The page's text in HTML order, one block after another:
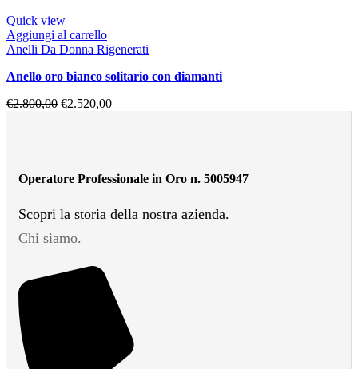
Quick view
Aggiungi al carrello
Anelli Da Donna Rigenerati
anello oro bianco solitario con diamanti
€2.800,00 €2.520,00
Operatore Professionale in Oro n. 5005947
Scopri la storia della nostra azienda.
Chi siamo.